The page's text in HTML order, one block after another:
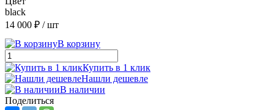
black
14 000 ₽ / шт
В корзину
Купить в 1 клик
Нашли дешевле
В наличии
Поделиться